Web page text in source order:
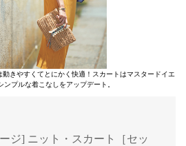
きやすくてとにかく快適！スカートはマスタードイエ
ンプルな着こなしをアップデート。
ジ] ニット・スカート［セッ